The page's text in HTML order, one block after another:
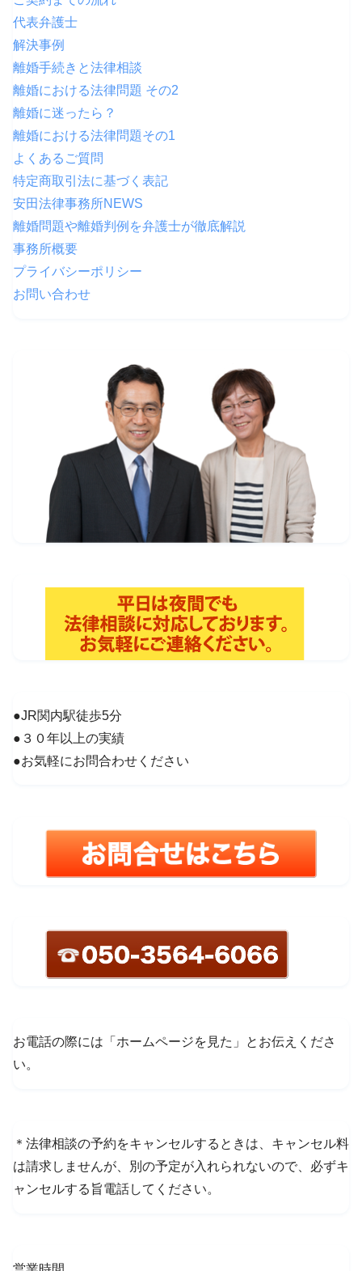
代表弁護士
解決事例
離婚手続きと法律相談
離婚における法律問題 その2
離婚に迷ったら？
離婚における法律問題その1
よくあるご質問
特定商取引法に基づく表記
安田法律事務所NEWS
離婚問題や離婚判例を弁護士が徹底解説
事務所概要
プライバシーポリシー
お問い合わせ
●JR関内駅徒歩5分
●３０年以上の実績
●お気軽にお問合わせください
お電話の際には「ホームページを見た」とお伝えくださ
い。
＊法律相談の予約をキャンセルするときは、キャンセル料
は請求しませんが、別の予定が入れられないので、必ずキ
ャンセルする旨電話してください。